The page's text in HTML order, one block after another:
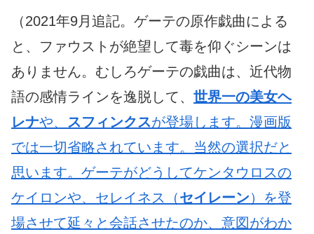
（2021年9月追記。ゲーテの原作戯曲による
と、ファウストが絶望して毒を仰ぐシーンは
ありません。むしろゲーテの戯曲は、近代物
語の感情ラインを逸脱して、 世界一の美女ヘ
レナや、 スフィンクスが登場します。漫画版
では一切省略されています。当然の選択だと
思います。ゲーテがどうしてケンタウロスの
ケイロンや、セレイネス（セイレーン）を登
場させて延々と会話させたのか、意図がわか